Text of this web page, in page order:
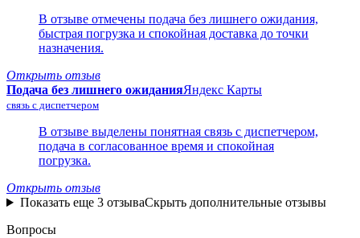
В отзыве отмечены подача без лишнего ожидания,
быстрая погрузка и спокойная доставка до точки
назначения.
Открыть отзыв
Подача без лишнего ожиданияЯндекс Карты
связь с диспетчером
В отзыве выделены понятная связь с диспетчером,
подача в согласованное время и спокойная
погрузка.
Открыть отзыв
Показать еще 3 отзываСкрыть дополнительные отзывы
Вопросы